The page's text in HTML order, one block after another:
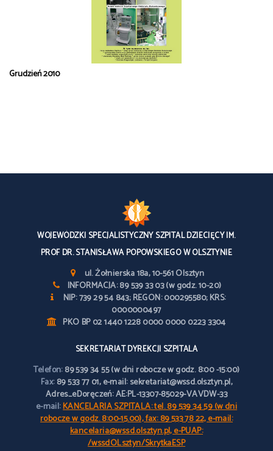
Grudzień 2010
WOJEWÓDZKI SPECJALISTYCZNY SZPITAL DZIECIĘCY IM.
PROF DR. STANISŁAWA POPOWSKIEGO W OLSZTYNIE
ul. Żołnierska 18a, 10-561 Olsztyn
INFORMACJA: 89 539 33 03 (w godz. 10-20)
NIP: 739 29 54 843; REGON: 000295580; KRS:
0000000497
PKO BP 02 1440 1228 0000 0000 0223 3304
SEKRETARIAT DYREKCJI SZPITALA
Telefon:89 539 34 55 (w dni robocze w godz. 8:00 -15:00)
Fax:89 533 77 01, e-mail: sekretariat@wssd.olsztyn.pl,
Adres_eDoręczeń: AE:PL-13307-85029-VAVDW-33
e-mail:KANCELARIA SZPITALA: tel. 89 539 34 59 (w dni
robocze w godz. 8:00-15.00), fax: 89 533 78 22, e-mail:
kancelaria@wssd.olsztyn.pl, e-PUAP:
/wssdOLsztyn/SkrytkaESP